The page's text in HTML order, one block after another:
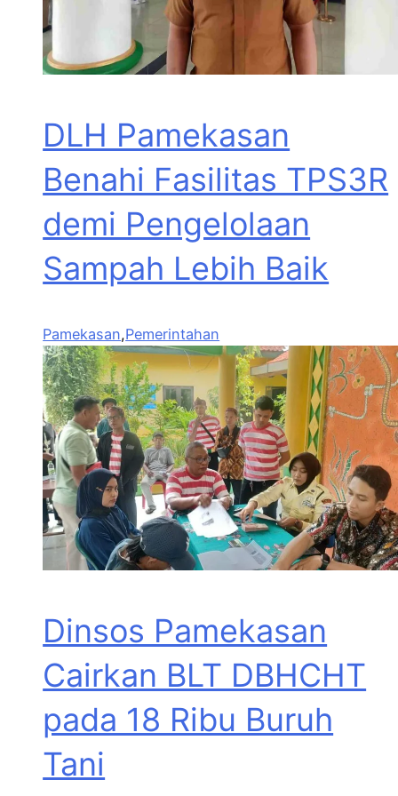
DLH Pamekasan
Benahi Fasilitas TPS3R
demi Pengelolaan
Sampah Lebih Baik
Pamekasan,Pemerintahan
Dinsos Pamekasan
Cairkan BLT DBHCHT
pada 18 Ribu Buruh
Tani